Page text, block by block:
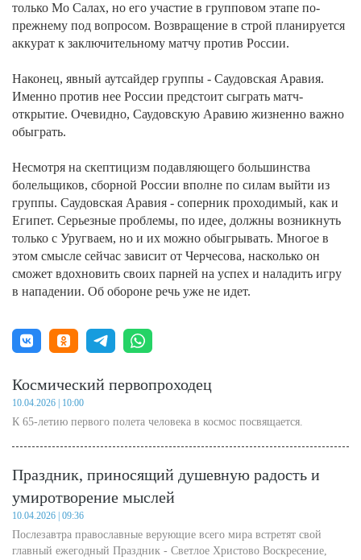
только Мо Салах, но его участие в групповом этапе по-
прежнему под вопросом. Возвращение в строй планируется
аккурат к заключительному матчу против России.
Наконец, явный аутсайдер группы - Саудовская Аравия.
Именно против нее России предстоит сыграть матч-
открытие. Очевидно, Саудовскую Аравию жизненно важно
обыграть.
Несмотря на скептицизм подавляющего большинства
болельщиков, сборной России вполне по силам выйти из
группы. Саудовская Аравия - соперник проходимый, как и
Египет. Серьезные проблемы, по идее, должны возникнуть
только с Уругваем, но и их можно обыгрывать. Многое в
этом смысле сейчас зависит от Черчесова, насколько он
сможет вдохновить своих парней на успех и наладить игру
в нападении. Об обороне речь уже не идет.
Космический первопроходец
10.04.2026 | 10:00
К 65-летию первого полета человека в космос посвящается.
Праздник, приносящий душевную радость и
умиротворение мыслей
10.04.2026 | 09:36
Послезавтра православные верующие всего мира встретят свой
главный ежегодный Праздник - Светлое Христово Воскресение,